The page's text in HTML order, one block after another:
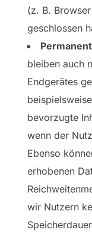
(z. B.
geschlossen
bleiben auch
Endgerätes
bevorzugte
wenn der
Ebenso
erhobenen
wir Nutzern